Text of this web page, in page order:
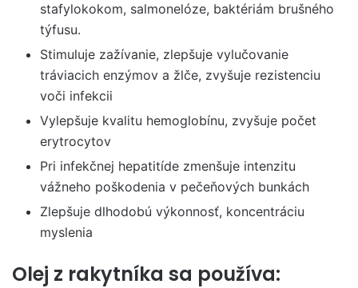
stafylokokom, salmonelóze, baktériám brušného
týfusu.
Stimuluje zažívanie, zlepšuje vylučovanie
tráviacich enzýmov a žlče, zvyšuje rezistenciu
voči infekcii
Vylepšuje kvalitu hemoglobínu, zvyšuje počet
erytrocytov
Pri infekčnej hepatitíde zmenšuje intenzitu
vážneho poškodenia v pečeňových bunkách
Zlepšuje dlhodobú výkonnosť, koncentráciu
myslenia
Olej z rakytníka sa používa: